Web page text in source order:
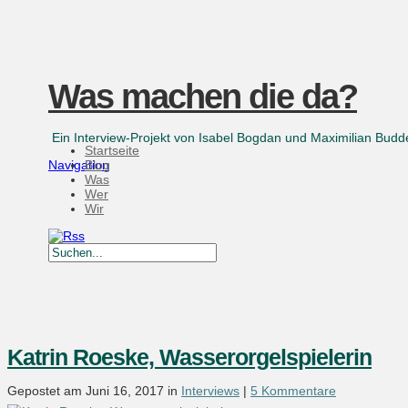
Was machen die da?
Ein Interview-Projekt von Isabel Bogdan und Maximilian
Navigation
Startseite
Blog
Was
Wer
Wir
Katrin Roeske, Wasserorgelspielerin
Gepostet am Juni 16, 2017 in Interviews | 5 Kommentare